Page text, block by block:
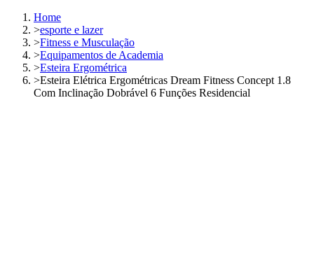
Home
>esporte e lazer
>Fitness e Musculação
>Equipamentos de Academia
>Esteira Ergométrica
>Esteira Elétrica Ergométricas Dream Fitness Concept 1.8
Com Inclinação Dobrável 6 Funções Residencial